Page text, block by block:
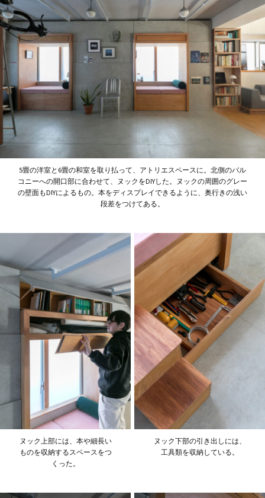
5畳の洋室と6畳の和室を取り払って、アトリエスペースに。北側のバル
コニーへの開口部に合わせて、ヌックをDIYした。ヌックの周囲のグレー
の壁面もDIYによるもの。本をディスプレイできるように、奥行きの浅い
段差をつけてある。
ヌック上部には、本や細長い
ものを収納するスペースをつ
くった。
ヌック下部の引き出しには、
工具類を収納している。